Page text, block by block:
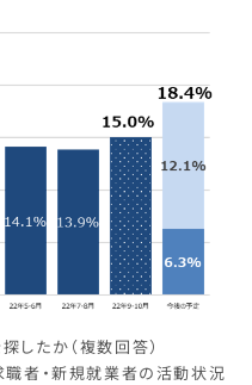
したか（複数回答）
職者・新規就業者の活動状況